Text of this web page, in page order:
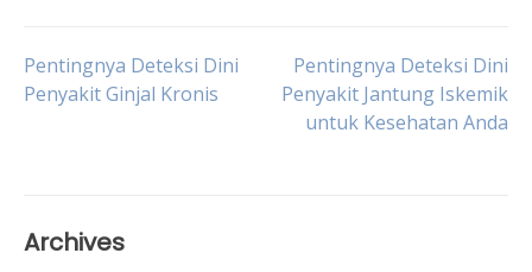
Post
Pentingnya Deteksi Dini
Penyakit Ginjal Kronis
Pentingnya Deteksi Dini
Penyakit Jantung Iskemik
untuk Kesehatan Anda
Archives